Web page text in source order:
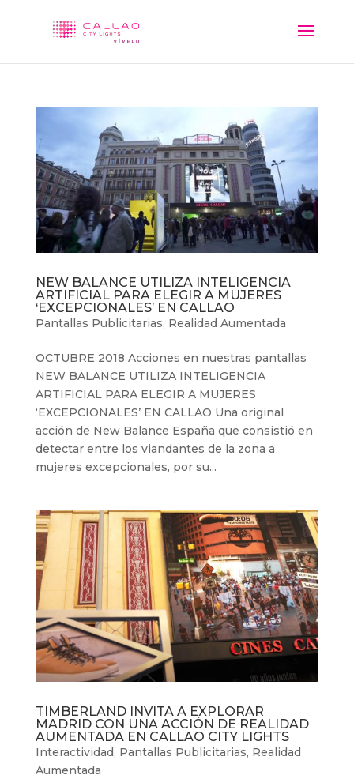
NEW BALANCE UTILIZA INTELIGENCIA
ARTIFICIAL PARA ELEGIR A MUJERES
‘EXCEPCIONALES’ EN CALLAO
Pantallas Publicitarias, Realidad Aumentada
OCTUBRE 2018 Acciones en nuestras pantallas
NEW BALANCE UTILIZA INTELIGENCIA
ARTIFICIAL PARA ELEGIR A MUJERES
‘EXCEPCIONALES’ EN CALLAO Una original
acción de New Balance España que consistió en
detectar entre los viandantes de la zona a
mujeres excepcionales, por su...
TIMBERLAND INVITA A EXPLORAR
MADRID CON UNA ACCIÓN DE REALIDAD
AUMENTADA EN CALLAO CITY LIGHTS
Interactividad, Pantallas Publicitarias, Realidad
Aumentada